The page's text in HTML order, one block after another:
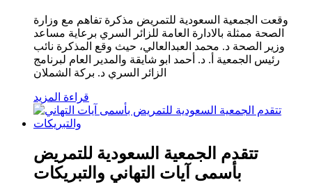
وقعت الجمعية السعودية للتمريض مذكرة تفاهم مع وزارة
الصحة ممثلة بالادارة العامة للزائر السري برعاية مساعد
وزير الصحة د. محمد العبدالعالي، حيث وقع المذكرة نائب
رئيس الجمعية أ. د. أحمد ابو شايقة والمدير العام لبرنامج
الزائر السري د. بركة الشملان
قراءة المزيد
تتقدم الجمعية السعودية للتمريض
بأسمى آيات التهاني والتبريكات